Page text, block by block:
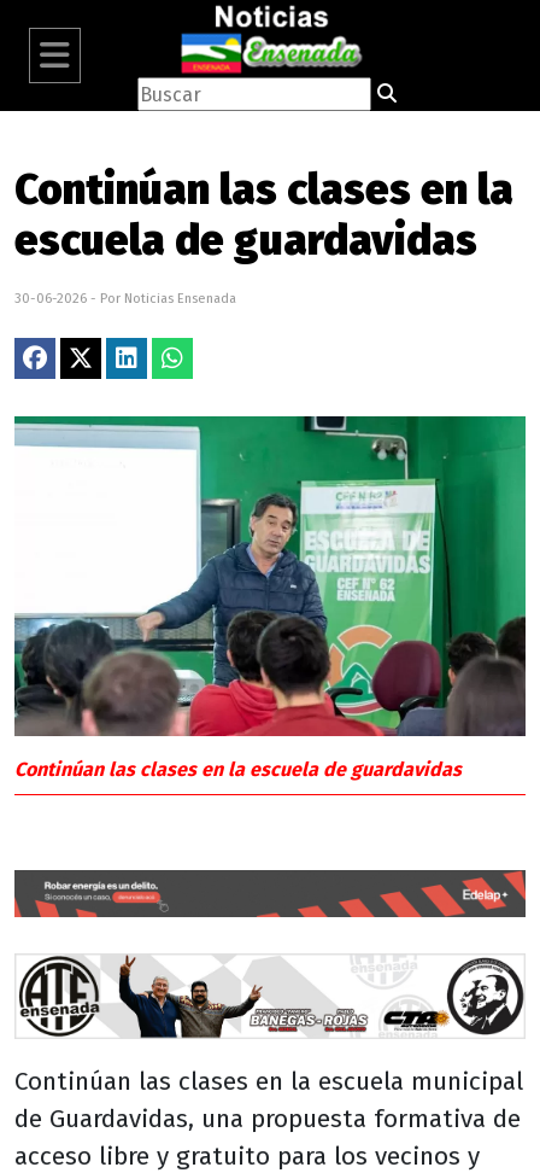
Continúan las clases en la
escuela de guardavidas
30-06-2026 - Por Noticias Ensenada
Continúan las clases en la escuela de guardavidas
Continúan las clases en la escuela municipal
de Guardavidas, una propuesta formativa de
acceso libre y gratuito para los vecinos y